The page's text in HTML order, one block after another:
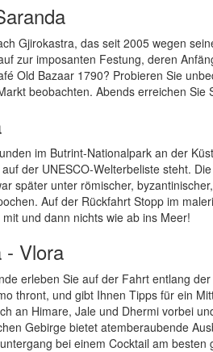
Gjirokastra, das seit 2005 wegen
zur imposanten Festung, deren
Old Bazaar 1790? Probieren Sie
beobachten. Abends erreichen Sie
im Butrint-Nationalpark an der
der UNESCO-Welterbeliste steht.
später unter römischer,
Auf der Rückfahrt Stopp im
und dann nichts wie ab ins Meer!
- Vlora
erleben Sie auf der Fahrt entlang
thront, und gibt Ihnen Tipps für ein
an Himare, Jale und Dhermi vorbei
Gebirge bietet atemberaubende
bei einem Cocktail am